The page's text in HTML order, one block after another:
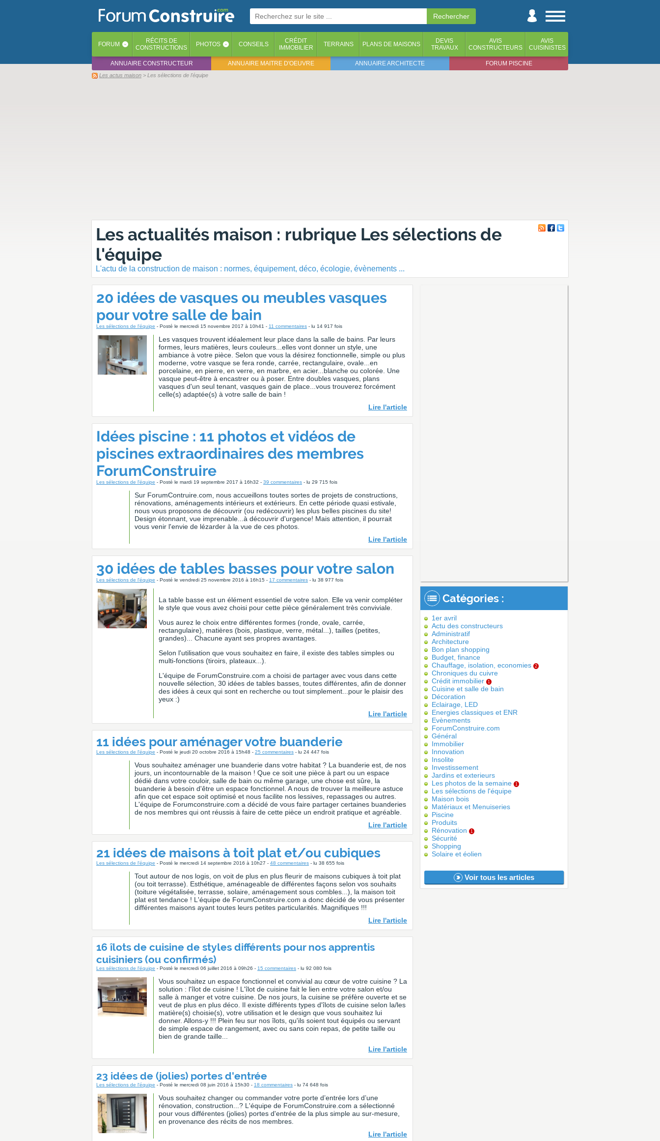
FORUM ‹ RÉCITS DE
CONSTRUCTIONS
PHOTOS ‹ CONSEILS
CRÉDIT
IMMOBILIER
TERRAINS PLANS DE MAISONS
DEVIS
TRAVAUX
AVIS
CONSTRUCTEURS
AVIS
CUISINISTES
ANNUAIRE CONSTRUCTEUR ANNUAIRE MAITRE D'OEUVRE ANNUAIRE ARCHITECTE FORUM PISCINE
Les actus maison > Les sélections de l'équipe
Les actualités maison : rubrique Les sélections de
l'équipe
L'actu de la construction de maison : normes, équipement, déco, écologie, évènements ...
20 idées de vasques ou meubles vasques
pour votre salle de bain
Les sélections de l'équipe - Posté le mercredi 15 novembre 2017 à 10h41 - 11 commentaires - lu 14 917 fois
Les vasques trouvent idéalement leur place dans la salle de bains. Par leurs
formes, leurs matières, leurs couleurs...elles vont donner un style, une
ambiance à votre pièce. Selon que vous la désirez fonctionnelle, simple ou plus
moderne, votre vasque se fera ronde, carrée, rectangulaire, ovale...en
porcelaine, en pierre, en verre, en marbre, en acier...blanche ou colorée. Une
vasque peut-être à encastrer ou à poser. Entre doubles vasques, plans
vasques d'un seul tenant, vasques gain de place...vous trouverez forcément
celle(s) adaptée(s) à votre salle de bain !
Lire l'article
Idées piscine : 11 photos et vidéos de
piscines extraordinaires des membres
ForumConstruire
Les sélections de l'équipe - Posté le mardi 19 septembre 2017 à 16h32 - 39 commentaires - lu 29 715 fois
Sur ForumContruire.com, nous accueillons toutes sortes de projets de constructions,
rénovations, aménagements intérieurs et extérieurs. En cette période quasi estivale,
nous vous proposons de découvrir (ou redécouvrir) les plus belles piscines du site!
Design étonnant, vue imprenable...à découvrir d'urgence! Mais attention, il pourrait
vous venir l'envie de lézarder à la vue de ces photos.
Lire l'article
30 idées de tables basses pour votre salon
Les sélections de l'équipe - Posté le vendredi 25 novembre 2016 à 16h15 - 17 commentaires - lu 38 977 fois
La table basse est un élément essentiel de votre salon. Elle va venir compléter
le style que vous avez choisi pour cette pièce généralement très conviviale.
Vous aurez le choix entre différentes formes (ronde, ovale, carrée,
rectangulaire), matières (bois, plastique, verre, métal...), tailles (petites,
grandes)... Chacune ayant ses propres avantages.
Selon l'utilisation que vous souhaitez en faire, il existe des tables simples ou
multi-fonctions (tiroirs, plateaux...).
L'équipe de ForumConstruire.com a choisi de partager avec vous dans cette
nouvelle sélection, 30 idées de tables basses, toutes différentes, afin de donner
des idées à ceux qui sont en recherche ou tout simplement...pour le plaisir des
yeux :)
Lire l'article
11 idées pour aménager votre buanderie
Les sélections de l'équipe - Posté le jeudi 20 octobre 2016 à 15h48 - 25 commentaires - lu 24 447 fois
Vous souhaitez aménager une buanderie dans votre habitat ? La buanderie est, de nos
jours, un incontournable de la maison ! Que ce soit une pièce à part ou un espace
dédié dans votre couloir, salle de bain ou même garage, une chose est sûre, la
buanderie à besoin d'être un espace fonctionnel. A nous de trouver la meilleure astuce
afin que cet espace soit optimisé et nous facilite nos lessives, repassages ou autres.
L'équipe de Forumconstruire.com a décidé de vous faire partager certaines buanderies
de nos membres qui ont réussis à faire de cette pièce un endroit pratique et agréable.
Lire l'article
21 idées de maisons à toit plat et/ou cubiques
Les sélections de l'équipe - Posté le mercredi 14 septembre 2016 à 10h27 - 48 commentaires - lu 38 655 fois
Tout autour de nos logis, on voit de plus en plus fleurir de maisons cubiques à toit plat
(ou toit terrasse). Esthétique, aménageable de différentes façons selon vos souhaits
(toiture végétalisée, terrasse, solaire, aménagement sous combles...), la maison toit
plat est tendance ! L'équipe de ForumConstruire.com a donc décidé de vous présenter
différentes maisons ayant toutes leurs petites particularités. Magnifiques !!!
Lire l'article
16 îlots de cuisine de styles différents pour nos apprentis
cuisiniers (ou confirmés)
Les sélections de l'équipe - Posté le mercredi 06 juillet 2016 à 09h26 - 15 commentaires - lu 92 080 fois
Vous souhaitez un espace fonctionnel et convivial au cœur de votre cuisine ? La
solution : l'îlot de cuisine ! L'îlot de cuisine fait le lien entre votre salon et/ou
salle à manger et votre cuisine. De nos jours, la cuisine se préfère ouverte et se
veut de plus en plus déco. Il existe différents types d'îlots de cuisine selon la/les
matière(s) choisie(s), votre utilisation et le design que vous souhaitez lui
donner. Allons-y !!! Plein feu sur nos îlots, qu'ils soient tout équipés ou servant
de simple espace de rangement, avec ou sans coin repas, de petite taille ou
bien de grande taille...
Lire l'article
23 idées de (jolies) portes d'entrée
Les sélections de l'équipe - Posté le mercredi 08 juin 2016 à 15h30 - 18 commentaires - lu 74 648 fois
Vous souhaitez changer ou commander votre porte d’entrée lors d’une
rénovation, construction...? L'équipe de ForumConstruire.com a sélectionné
pour vous différentes (jolies) portes d'entrée de la plus simple au sur-mesure,
en provenance des récits de nos membres.
Lire l'article
Catégories :
1er avril
Actu des constructeurs
Administratif
Architecture
Bon plan shopping
Budget, finance
Chauffage, isolation, economies
2
Chroniques du cuivre
Crédit immobilier
1
Cuisine et salle de bain
Décoration
Eclairage, LED
Energies classiques et ENR
Evènements
ForumConstruire.com
Général
Immobilier
Innovation
Insolite
Investissement
Jardins et exterieurs
Les photos de la semaine
1
Les sélections de l'équipe
Maison bois
Matériaux et Menuiseries
Piscine
Produits
Rénovation
1
Sécurité
Shopping
Solaire et éolien
Voir tous les articles